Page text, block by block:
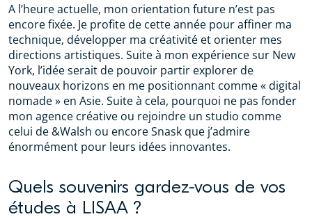
A l’heure actuelle, mon orientation future n’est pas
encore fixée. Je profite de cette année pour affiner ma
technique, développer ma créativité et orienter mes
directions artistiques. Suite à mon expérience sur New
York, l’idée serait de pouvoir partir explorer de
nouveaux horizons en me positionnant comme « digital
nomade » en Asie. Suite à cela, pourquoi ne pas fonder
mon agence créative ou rejoindre un studio comme
celui de &Walsh ou encore Snask que j’admire
énormément pour leurs idées innovantes.
Quels souvenirs gardez-vous de vos
études à LISAA ?